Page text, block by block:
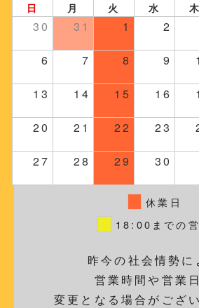
日 月 火 水 木
30 31 1 2
6 7 8 9
13 14 15 16
20 21 22 23
27 28 29 30
休業日
18:00までの
昨今の社会情勢に
営業時間や営業
変更となる場合がござ